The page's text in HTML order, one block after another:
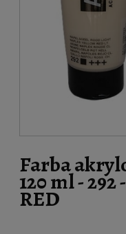
Farba
120 ml -
RED